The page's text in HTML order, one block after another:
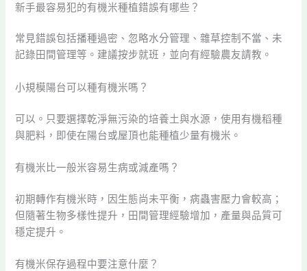
新手最容易犯的有機米種植錯誤有哪些？
常見錯誤包括播種過密、忽略水分管理、雜草控制不當、未
記錄田間管理等。建議按步就班，並向有經驗農友請教。
小規模陽台可以種有機米嗎？
可以。只要選擇乾淨無污染的培養土與水源，使用有機稻種
與肥料，即使在陽台或屋頂也能種植少量有機米。
有機米比一般米容易生病或減產嗎？
初期轉作有機米時，因生態尚未平衡，病蟲害壓力會較高；
但隨著生物多樣性提升，田間管理經驗增加，產量與品質可
穩定提升。
有機米保存過程中要注意什麼？